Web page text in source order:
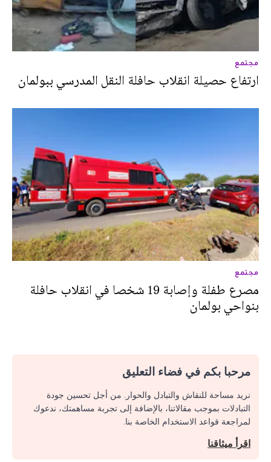
مجتمع
ارتفاع حصيلة انقلاب حافلة النقل المدرسي ببولمان
مجتمع
مصرع طفلة وإصابة 19 شخصا في انقلاب حافلة
بنواحي بولمان
مرحبا بكم في فضاء التعليق
نريد مساحة للنقاش والتبادل والحوار. من أجل تحسين جودة
التبادلات بموجب مقالاتنا، بالإضافة إلى تجربة مساهمتك، ندعوك
لمراجعة قواعد الاستخدام الخاصة بنا.
اقرأ ميثاقنا